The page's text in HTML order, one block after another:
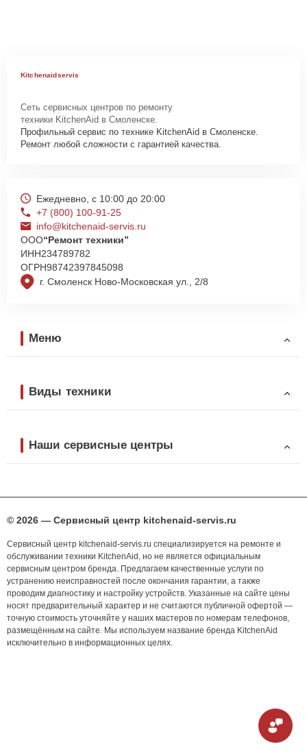
Kitchenaidservis
Сеть сервисных центров по ремонту
техники KitchenAid в Смоленске.
Профильный сервис по технике KitchenAid в Смоленске.
Ремонт любой сложности с гарантией качества.
г. Смоленск Ново-Московская ул., 2/8
Ежедневно, с 10:00 до 20:00
+7 (800) 100-91-25
info@kitchenaid-servis.ru
ООО“Ремонт техники”
ИНН234789782
ОГРН98742397845098
Меню
Виды техники
Наши сервисные центры
© 2026 — Сервисный центр kitchenaid-servis.ru
Сервисный центр kitchenaid-servis.ru специализируется на ремонте и
обслуживании техники KitchenAid, но не является официальным
сервисным центром бренда. Предлагаем качественные услуги по
устранению неисправностей после окончания гарантии, а также
проводим диагностику и настройку устройств. Указанные на сайте цены
носят предварительный характер и не считаются публичной офертой —
точную стоимость уточняйте у наших мастеров по номерам телефонов,
размещённым на сайте. Мы используем название бренда KitchenAid
исключительно в информационных целях.